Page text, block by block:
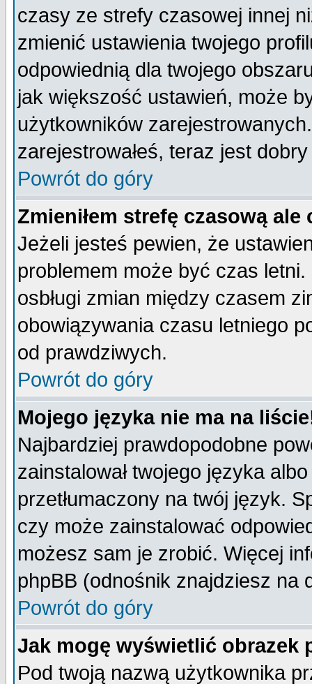
czasy ze strefy czasowej innej
zmienić ustawienia twojego
odpowiednią dla twojego
jak większość ustawień, może
użytkowników
zarejestrowałeś, teraz jest
Powrót do góry
Zmieniłem strefę czasową
Jeżeli jesteś pewien, że
problemem może być czas
osbługi zmian między czasem
obowiązywania czasu letniego
od prawdziwych.
Powrót do góry
Mojego języka nie ma na
Najbardziej prawdopodobne
zainstalował twojego języka
przetłumaczony na twój język.
czy może zainstalować
możesz sam je zrobić. Więcej
phpBB (odnośnik znajdziesz na
Powrót do góry
Jak mogę wyświetlić obrazek
Pod twoją nazwą użytkownika